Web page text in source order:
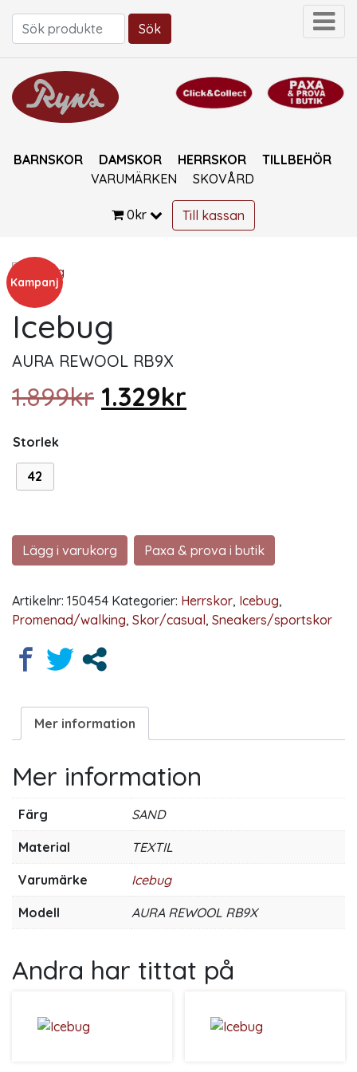
Sök efter:
Sök
BARNSKOR DAMSKOR HERRSKOR
TILLBEHÖR
VARUMÄRKEN
SKOVÅRD
0kr Till kassan
Kampanj
Icebug
AURA REWOOL RB9X
1.899kr Det ursprungliga
1.329kr
Storlek
42
Lägg i varukorg Paxa & prova i butik
Artikelnr: 150454 Kategorier: Herrskor, Icebug,
Promenad/walking, Skor/casual, Sneakers/sportskor
Mer information
Mer information
Färg SAND
Material TEXTIL
Varumärke Icebug
Modell AURA REWOOL RB9X
Andra har tittat på